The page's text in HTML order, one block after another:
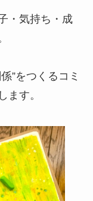
・気持ち・成
”をつくるコミ
ます。